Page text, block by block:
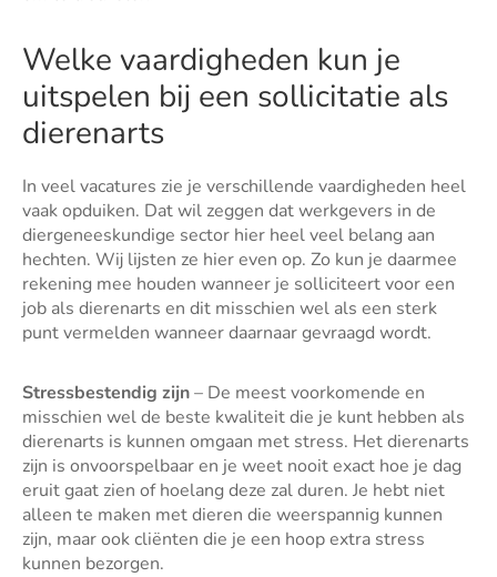
Welke vaardigheden kun je
uitspelen bij een sollicitatie als
dierenarts
In veel vacatures zie je verschillende vaardigheden heel
vaak opduiken. Dat wil zeggen dat werkgevers in de
diergeneeskundige sector hier heel veel belang aan
hechten. Wij lijsten ze hier even op. Zo kun je daarmee
rekening mee houden wanneer je solliciteert voor een
job als dierenarts en dit misschien wel als een sterk
punt vermelden wanneer daarnaar gevraagd wordt.
Stressbestendig zijn– De meest voorkomende en
misschien wel de beste kwaliteit die je kunt hebben als
dierenarts is kunnen omgaan met stress. Het dierenarts
zijn is onvoorspelbaar en je weet nooit exact hoe je dag
eruit gaat zien of hoelang deze zal duren. Je hebt niet
alleen te maken met dieren die weerspannig kunnen
zijn, maar ook cliënten die je een hoop extra stress
kunnen bezorgen.